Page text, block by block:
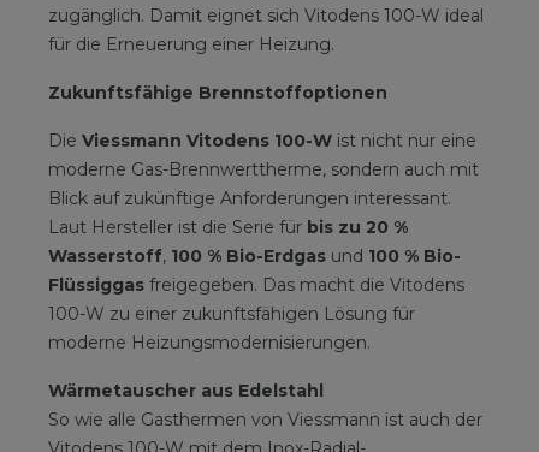
zugänglich. Damit eignet sich Vitodens 100-W ideal
für die Erneuerung einer Heizung.
Zukunftsfähige Brennstoffoptionen
Die Viessmann Vitodens 100-W ist nicht nur eine
moderne Gas-Brennwerttherme, sondern auch mit
Blick auf zukünftige Anforderungen interessant.
Laut Hersteller ist die Serie für bis zu 20 %
Wasserstoff, 100 % Bio-Erdgas und 100 % Bio-
Flüssiggas freigegeben. Das macht die Vitodens
100-W zu einer zukunftsfähigen Lösung für
moderne Heizungsmodernisierungen.
Wärmetauscher aus Edelstahl
So wie alle Gasthermen von Viessmann ist auch der